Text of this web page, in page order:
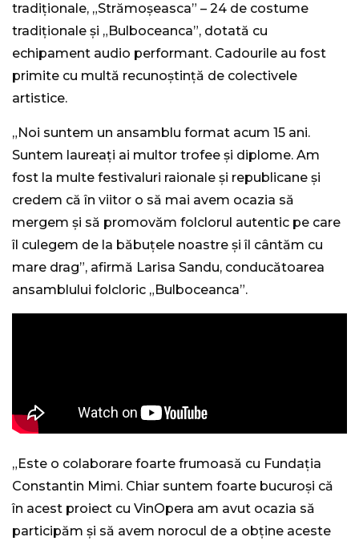
tradiționale, „Strămoșeasca” – 24 de costume
tradiționale și „Bulboceanca”, dotată cu
echipament audio performant. Cadourile au fost
primite cu multă recunoștință de colectivele
artistice.
„Noi suntem un ansamblu format acum 15 ani.
Suntem laureați ai multor trofee și diplome. Am
fost la multe festivaluri raionale și republicane și
credem că în viitor o să mai avem ocazia să
mergem și să promovăm folclorul autentic pe care
îl culegem de la băbuțele noastre și îl cântăm cu
mare drag”, afirmă Larisa Sandu, conducătoarea
ansamblului folcloric „Bulboceanca”.
„Este o colaborare foarte frumoasă cu Fundația
Constantin Mimi. Chiar suntem foarte bucuroși că
în acest proiect cu VinOpera am avut ocazia să
participăm și să avem norocul de a obține aceste